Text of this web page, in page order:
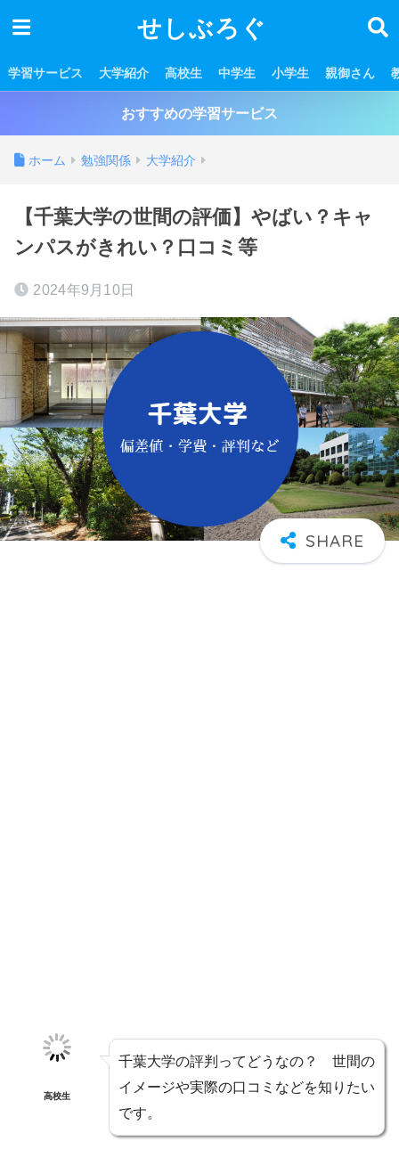
せしぶろぐ
学習サービス 大学紹介 高校生 中学生 小学生 親御さん
おすすめの学習サービス
ホーム 勉強関係 大学紹介
【千葉大学の世間の評価】やばい？キャ
ンパスがきれい？口コミ等
2024年9月10日
高校生
千葉大学の評判ってどうなの？ 世間の
イメージや実際の口コミなどを知りたい
です。